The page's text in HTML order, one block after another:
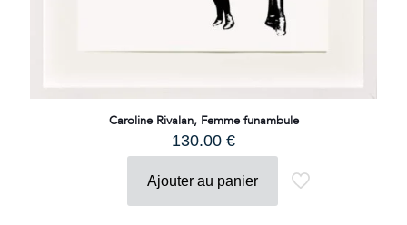
Caroline Rivalan, Femme funambule
130.00 €
Ajouter au panier